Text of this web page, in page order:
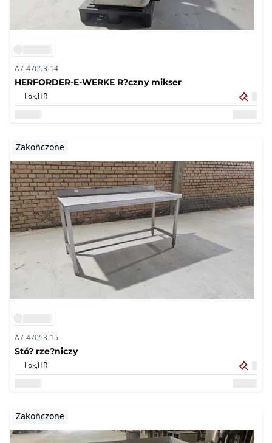
A7-47053-14
HERFORDER-E-WERKE R?czny mikser
Ilok,HR
Zakończone
A7-47053-15
Stó? rze?niczy
Ilok,HR
Zakończone